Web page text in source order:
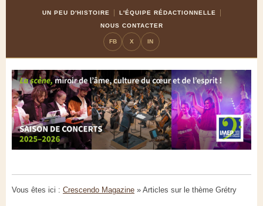
UN PEU D'HISTOIRE
L'ÉQUIPE RÉDACTIONNELLE
NOUS CONTACTER
FB X IN
Vous êtes ici : Crescendo Magazine » Articles sur le thème Grétry